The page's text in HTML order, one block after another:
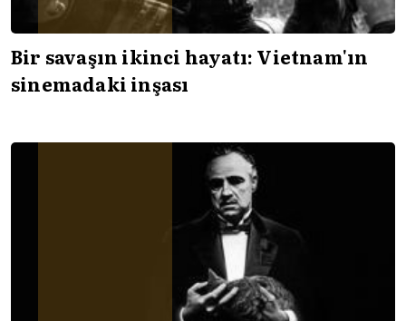
Bir savaşın ikinci hayatı: Vietnam'ın
sinemadaki inşası